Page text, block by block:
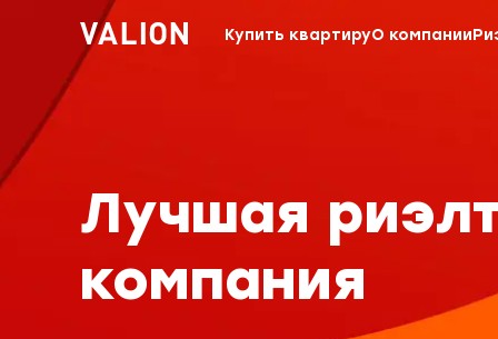
Купить квартируО компании
Лучшая
компания